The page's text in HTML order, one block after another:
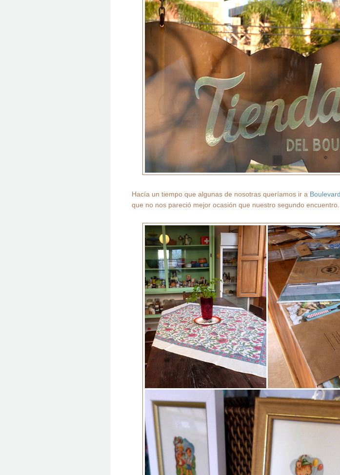
Hacía un tiempo que algunas de nosotras queríamos ir a
que no nos pareció mejor ocasión que nuestro segundo encuentro.